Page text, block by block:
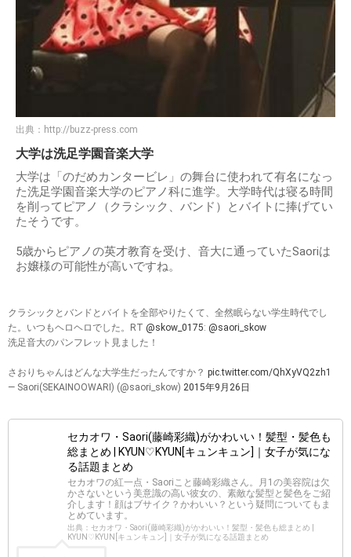
出典： http://buzz-press.com
大学は洗足学園音楽大学
大学は「のだめカンタービレ」の舞台に使われて有名になっ
た洗足学園音楽大学のピアノ科に進学。大学時代は寝る時間
を削ってピアノ（クラシック、バンド）とバイトに捧げてい
たそうです。
5歳からピアノの英才教育を受け、音大に通っていたSaoriは
お嬢様の可能性が高いですね。
クラシックとバンドとバイトを全部やりたくて、全然眠らない学生時代でし
た。いつもヘロヘロでした。RT @skow_0175: @saori_skow
洗足音大のパンフレット見ました！
さおりちゃんはどんな大学生だったんですか？ pic.twitter.com/QhXyVQ2zh1
— Saori(SEKAINOOWARI) (@saori_skow) 2015年9月26日
セカオワ・Saori(藤崎彩織)がかわいい！髪型・髪色も
総まとめ | KYUN♡KYUN[キュンキュン]｜女子が気にな
る話題まとめ
セカオワの紅一点・Saoriこと藤崎彩織さん。月1の美容院は欠
かさないという美意識の高い彼女の、素敵な髪型と髪色をご紹
介します！顔はブサイク？かわいい？という疑問についてもま
とめています。
出典：セカオワ・Saori(藤崎彩織)がかわいい！髪型・髪色も総まとめ |
KYUN♡KYUN[キュンキュン]｜女子が気になる話題まとめ